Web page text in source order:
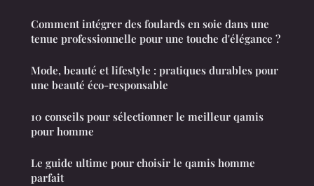
Comment intégrer des foulards en soie dans une
tenue professionnelle pour une touche d'élégance ?
Mode, beauté et lifestyle : pratiques durables pour
une beauté éco-responsable
10 conseils pour sélectionner le meilleur qamis
pour homme
Le guide ultime pour choisir le qamis homme
parfait